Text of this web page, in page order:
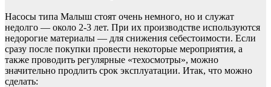
Насосы типа Малыш стоят очень немного, но и служат
недолго — около 2-3 лет. При их производстве используются
недорогие материалы — для снижения себестоимости. Если
сразу после покупки провести некоторые мероприятия, а
также проводить регулярные «техосмотры», можно
значительно продлить срок эксплуатации. Итак, что можно
сделать: